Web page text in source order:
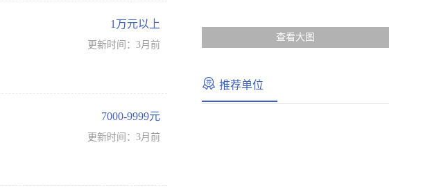
1万元以上
更新时间：3月前
7000-9999元
更新时间：3月前
查看大图
推荐单位